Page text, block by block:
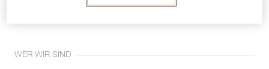
WER WIR SIND